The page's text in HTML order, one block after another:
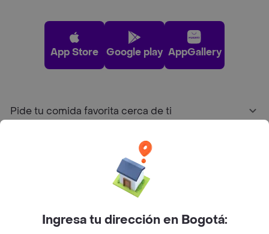
App Store Google play AppGallery
Pide tu comida favorita cerca de ti
Sobre RappiIngresa tu dirección en Bogotá: